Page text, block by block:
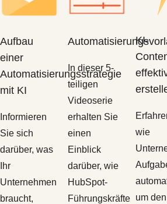
Aufbau
einer
Automatisierungsstrategie
mit KI
Informieren
Sie sich
darüber, was
Ihr
Unternehmen
braucht,
In dieser 5-
teiligen
Videoserie
erhalten Sie
einen
Einblick
darüber, wie
HubSpot-
Führungskräfte
KI-
wie
um den